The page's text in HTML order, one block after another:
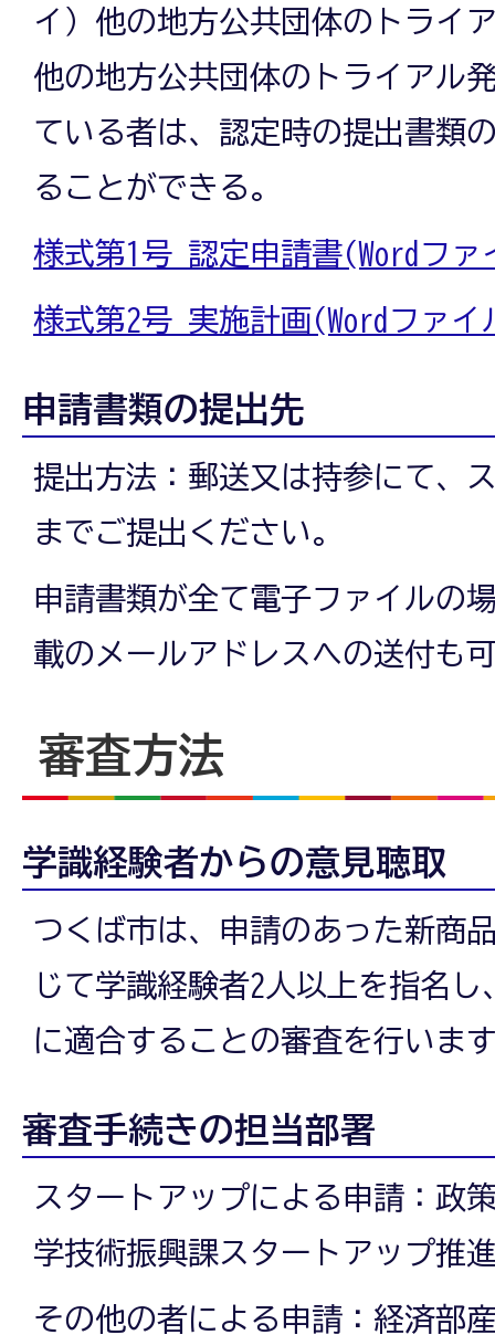
イ）他の地方公共団体のトライ
他の地方公共団体のトライアル
ている者は、認定時の提出書
ることができる。
様式第1号_認定申請書(Wordファ
様式第2号_実施計画(Wordファ
申請書類の提出先
提出方法：郵送又は持参にて、
までご提出ください。
申請書類が全て電子ファイルの
載のメールアドレスへの送付も
審査方法
学識経験者からの意見聴取
つくば市は、申請のあった新商
じて学識経験者2人以上を指名
に適合することの審査を行いま
審査手続きの担当部署
スタートアップによる申請：政
学技術振興課スタートアップ推
その他の者による申請：経済部